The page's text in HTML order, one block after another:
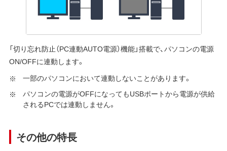
「切り忘れ防止（PC連動AUTO電源）機能」搭載で、パソコンの電源
ON/OFFに連動します。
一部のパソコンにおいて連動しないことがあります。
パソコンの電源がOFFになってもUSBポートから電源が供給
されるPCでは連動しません。
その他の特長